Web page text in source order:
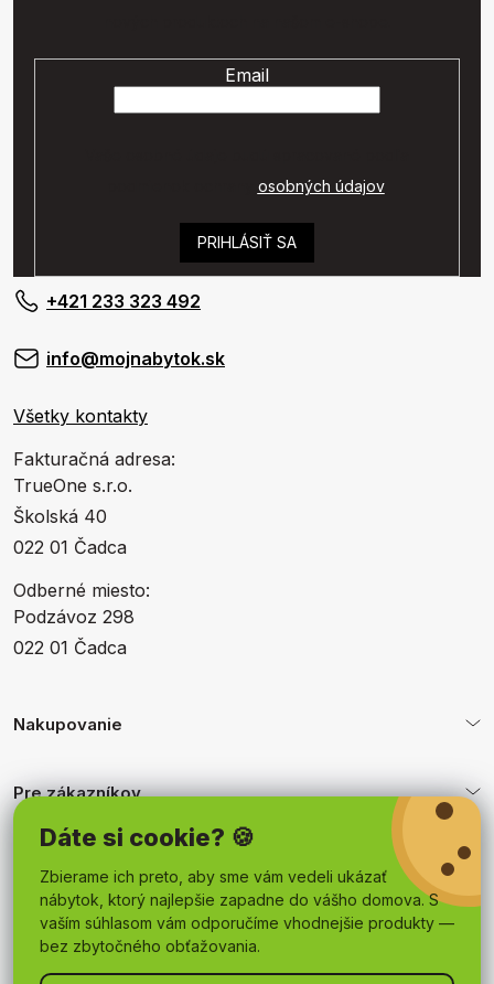
Dáte si cookie? 🍪
Zbierame ich preto, aby sme vám vedeli ukázať
nábytok, ktorý najlepšie zapadne do vášho domova. S
vaším súhlasom vám odporučíme vhodnejšie produkty —
bez zbytočného obťažovania.
Email
osobných údajov.
PRIHLÁSIŤ SA
+421 233 323 492
info@mojnabytok.sk
Všetky kontakty
Fakturačná adresa:
TrueOne s.r.o.
Školská 40
022 01 Čadca
Odberné miesto:
Podzávoz 298
022 01 Čadca
Nakupovanie
Pre zákazníkov